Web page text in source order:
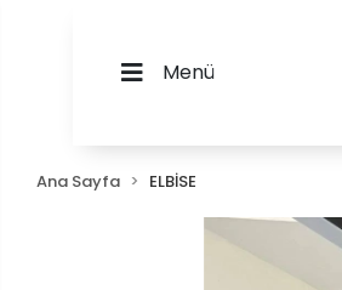
Menü
Ana Sayfa ELBİSE